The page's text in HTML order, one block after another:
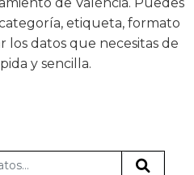
etiqueta, formato
los datos que necesitas de
y sencilla.